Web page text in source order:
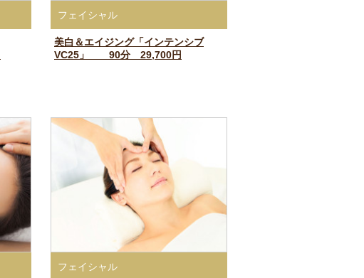
フェイシャル
美白＆エイジング「インテンシブ
VC25」 90分 29,700円
フェイシャル